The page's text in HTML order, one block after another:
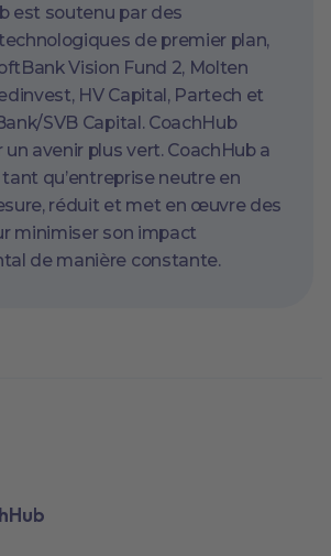
est soutenu par des
de premier plan,
Vision Fund 2, Molten
HV Capital, Partech et
SVB Capital. CoachHub
un avenir plus vert. CoachHub a
qu’entreprise neutre en
réduit et met en œuvre des
minimiser son impact
de manière constante.